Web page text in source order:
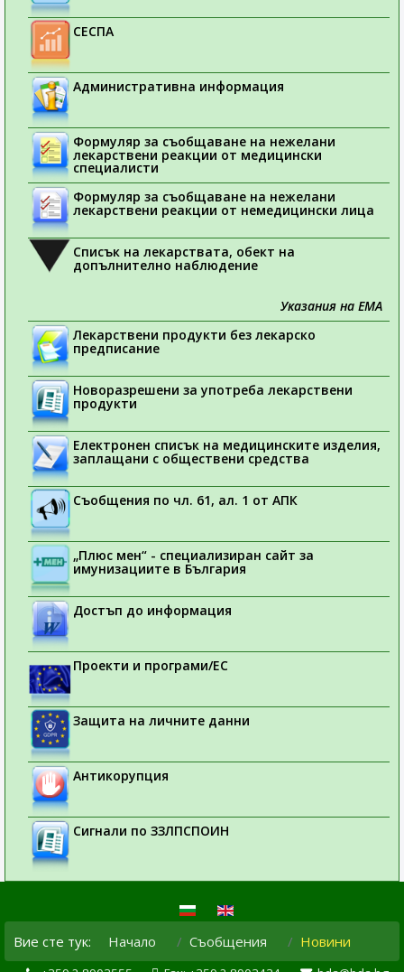
СЕСПА
Административна информация
Формуляр за съобщаване на нежелани
лекарствени реакции от медицински
специалисти
Формуляр за съобщаване на нежелани
лекарствени реакции от немедицински лица
Списък на лекарствата, обект на
допълнително наблюдение
Указания на ЕМА
Лекарствени продукти без лекарско
предписание
Новоразрешени за употреба лекарствени
продукти
Електронен списък на медицинските изделия,
заплащани с обществени средства
Съобщения по чл. 61, ал. 1 от АПК
„Плюс мен“ - специализиран сайт за
имунизациите в България
Достъп до информация
Проекти и програми/ЕС
Защита на личните данни
Антикорупция
Сигнали по ЗЗЛПСПОИН
Вие сте тук: Начало Съобщения Новини